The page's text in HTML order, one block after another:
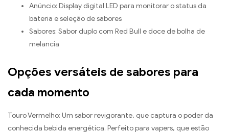
Anúncio: Display digital LED para monitorar o status da
bateria e seleção de sabores
Sabores: Sabor duplo com Red Bull e doce de bolha de
melancia
Opções versáteis de sabores para
cada momento
Touro Vermelho: Um sabor revigorante, que captura o poder da
conhecida bebida energética. Perfeito para vapers, que estão